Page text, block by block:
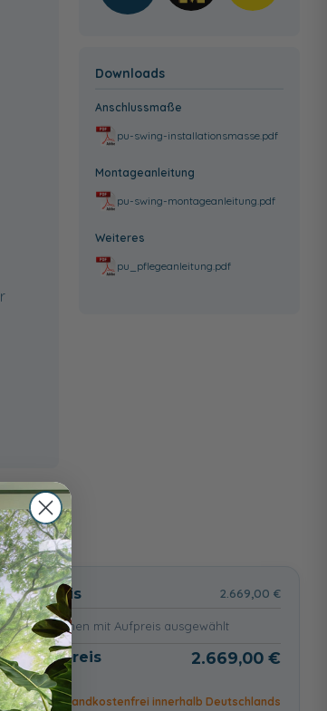
Downloads
Anschlussmaße
pu-swing-installationsmasse.pdf
Montageanleitung
pu-swing-montageanleitung.pdf
Weiteres
pu_pflegeanleitung.pdf
Basispreis 2.669,00 €
keine Optionen mit Aufpreis ausgewählt
Gesamtpreis 2.669,00 €
Versandkostenfrei innerhalb Deutschlands